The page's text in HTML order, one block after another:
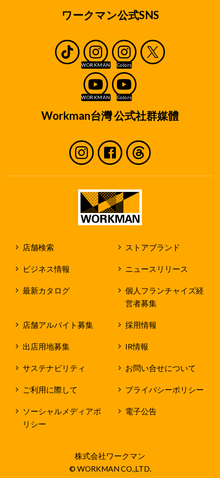
ワークマン公式SNS
Workman台灣 公式社群媒體
店舗検索 ストアブランド
ビジネス情報 ニュースリリース
最新カタログ
個人フランチャイズ経
営者募集
店舗アルバイト募集 採用情報
出店用地募集 IR情報
サステナビリティ お問い合せについて
ご利用に際して プライバシーポリシー
ソーシャルメディアポ
リシー
電子公告
株式会社ワークマン
© WORKMAN CO.,LTD.